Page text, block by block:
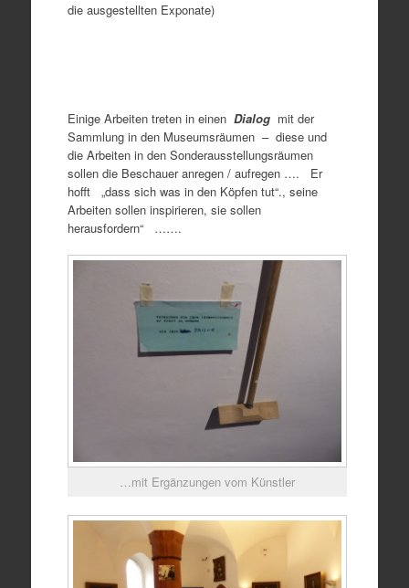
die ausgestellten Exponate)
Einige Arbeiten treten in einen Dialog mit der
Sammlung in den Museumsräumen – diese und
die Arbeiten in den Sonderausstellungsräumen
sollen die Beschauer anregen / aufregen …. Er
hofft „dass sich was in den Köpfen tut“., seine
Arbeiten sollen inspirieren, sie sollen
herausfordern“ …….
…mit Ergänzungen vom Künstler